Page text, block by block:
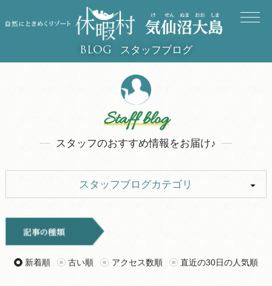
BLOG スタッフブログ
Staff blog
スタッフのおすすめ情報をお届け♪
スタッフブログカテゴリ
キャンプ
旅行記 ツアー
新着順 古い順 アクセス数順 直近の30日の人気順